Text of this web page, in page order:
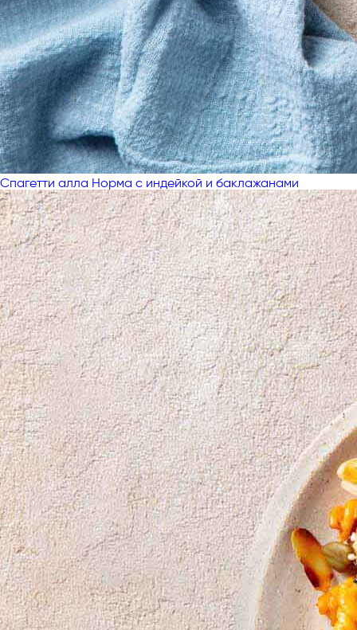
Спагетти алла Норма с индейкой и баклажанами